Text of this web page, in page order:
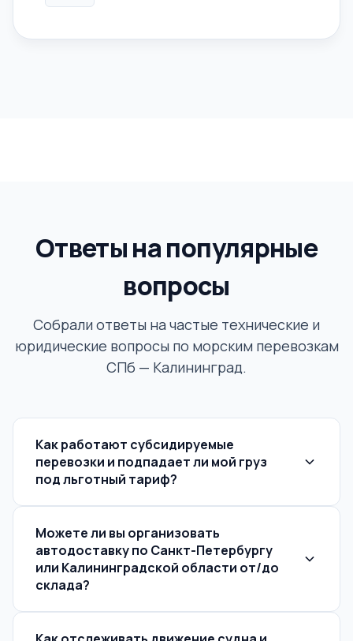
Ответы на популярные
вопросы
Собрали ответы на частые технические и
юридические вопросы по морским перевозкам
СПб — Калининград.
Как работают субсидируемые
перевозки и подпадает ли мой груз
под льготный тариф?
Правительством РФ для компенсации удорожания
морского транзита в Калининградскую область.
Льготный тариф распространяется на
утвержденный перечень социально значимых
строительные материалы, продукты питания,
Можете ли вы организовать
автодоставку по Санкт-Петербургу
или Калининградской области от/до
склада?
схеме«дверь-дверь» (Door-to-Door).